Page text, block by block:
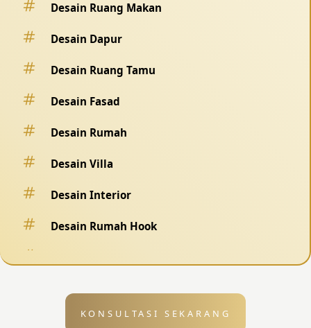
Desain Ruang Makan
Desain Dapur
Desain Ruang Tamu
Desain Fasad
Desain Rumah
Desain Villa
Desain Interior
Desain Rumah Hook
Desain Eksterior
KONSULTASI SEKARANG